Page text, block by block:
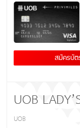
สมัครบั
UOB
UOB